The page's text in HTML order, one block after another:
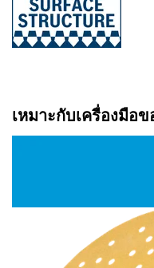
เหมาะกับเครื่องมือ